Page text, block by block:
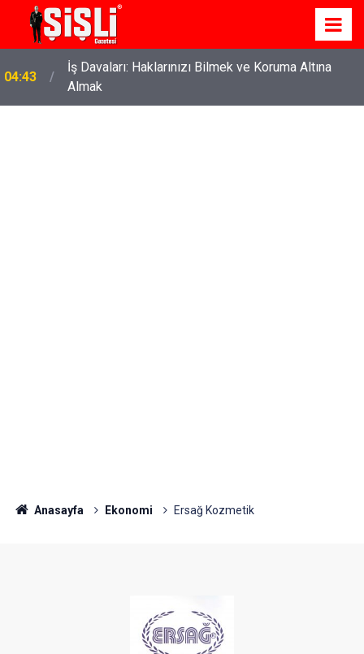
04:43
İş Davaları: Haklarınızı Bilmek ve Koruma Altına
Almak
Anasayfa Ekonomi Ersağ Kozmetik